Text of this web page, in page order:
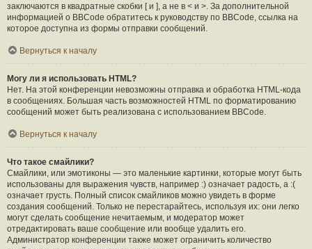
заключаются в квадратные скобки [ и ], а не в < и >. За дополнительной
информацией о BBCode обратитесь к руководству по BBCode, ссылка на
которое доступна из формы отправки сообщений.
Вернуться к началу
Могу ли я использовать HTML?
Нет. На этой конференции невозможны отправка и обработка HTML-кода
в сообщениях. Большая часть возможностей HTML по форматированию
сообщений может быть реализована с использованием BBCode.
Вернуться к началу
Что такое смайлики?
Смайлики, или эмотиконы — это маленькие картинки, которые могут быть
использованы для выражения чувств, например :) означает радость, а :(
означает грусть. Полный список смайликов можно увидеть в форме
создания сообщений. Только не перестарайтесь, используя их: они легко
могут сделать сообщение нечитаемым, и модератор может
отредактировать ваше сообщение или вообще удалить его.
Администратор конференции также может ограничить количество